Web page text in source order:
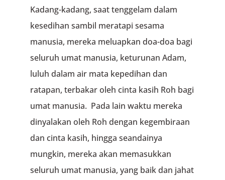
Kadang-kadang, saat tenggelam dalam
kesedihan sambil meratapi sesama
manusia, mereka meluapkan doa-doa bagi
seluruh umat manusia, keturunan Adam,
luluh dalam air mata kepedihan dan
ratapan, terbakar oleh cinta kasih Roh bagi
umat manusia. Pada lain waktu mereka
dinyalakan oleh Roh dengan kegembiraan
dan cinta kasih, hingga seandainya
mungkin, mereka akan memasukkan
seluruh umat manusia, yang baik dan jahat